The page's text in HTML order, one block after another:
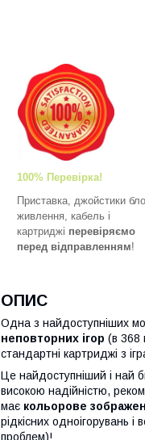
100% Перевірка!
Приставка, джойстики
живлення, кабель і
картриджі перевіряємо
перед відправленням!
ОПИС
Одна з найдоступніших
неповторних ігор (в 368
стандартні картриджі з
Це найдоступніший і най
високою надійністю,
має кольорове
рідкісних одноігорувань і
проблем)!